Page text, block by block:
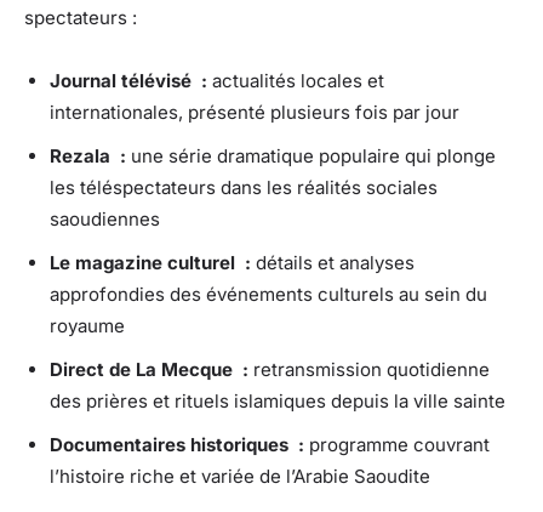
spectateurs :
Journal télévisé : actualités locales et
internationales, présenté plusieurs fois par jour
Rezala : une série dramatique populaire qui plonge
les téléspectateurs dans les réalités sociales
saoudiennes
Le magazine culturel : détails et analyses
approfondies des événements culturels au sein du
royaume
Direct de La Mecque : retransmission quotidienne
des prières et rituels islamiques depuis la ville sainte
Documentaires historiques : programme couvrant
l’histoire riche et variée de l’Arabie Saoudite